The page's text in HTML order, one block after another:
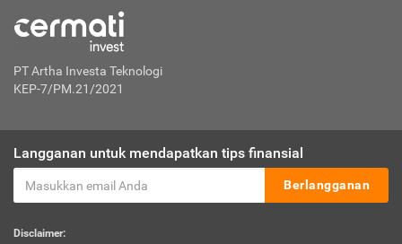
PT Artha Investa Teknologi
KEP-7/PM.21/2021
Langganan untuk mendapatkan tips finansial
Berlangganan
Disclaimer: